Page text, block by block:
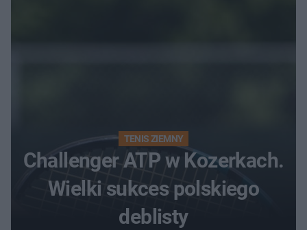
TENIS ZIEMNY
Challenger ATP w Kozerkach.
Wielki sukces polskiego
deblisty